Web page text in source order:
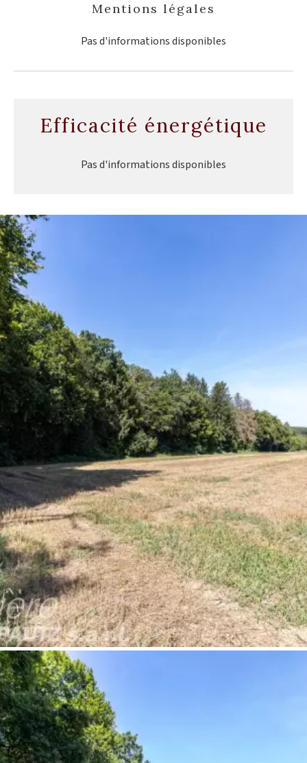
Mentions légales
Pas d'informations disponibles
Efficacité énergétique
Pas d'informations disponibles